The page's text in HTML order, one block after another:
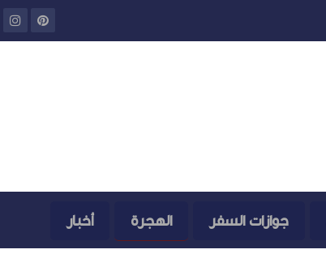
جوازات السفر الهجرة أخبار